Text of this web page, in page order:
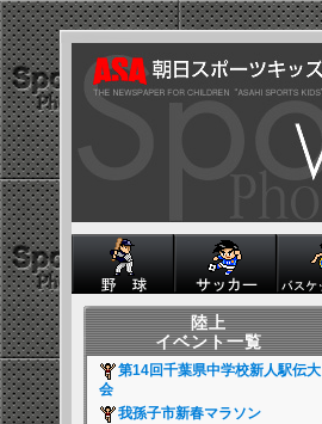
陸上
イベント一覧
第14回千葉県中学校新人駅伝大
会
我孫子市新春マラソン